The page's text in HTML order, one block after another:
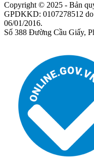
Copyright © 2025 - Bản
GPDKKD: 0107278512
06/01/2016.
Số 388 Đường Cầu Giấy,